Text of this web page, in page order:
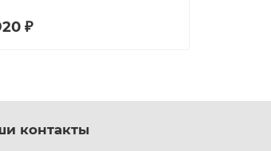
₽
контакты